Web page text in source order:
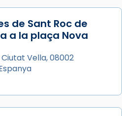
de Barcelona,
de Sant Roc de
a la plaça Nova
Ciutat Vella, 08002